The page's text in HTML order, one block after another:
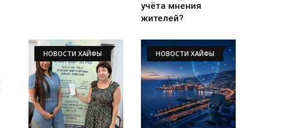
учёта мнения
жителей?
НОВОСТИ ХАЙФЫ НОВОСТИ ХАЙФЫ